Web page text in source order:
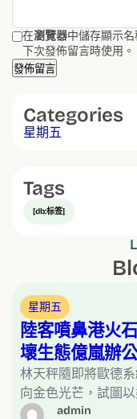
在瀏覽器中儲存顯示
下次發佈留言時使用。
Categories
星期五
Tags
[db:标签]
星期五
陸客噴鼻港火
壞生態億嵐辦
林天秤隨即將歐德
向金色光芒，試圖
admin